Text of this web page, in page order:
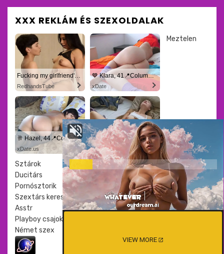
XXX REKLÁM ÉS SZEXOLDALAK
Fucking my girlfriend's hot mommy by mistake
RedhandsTube
💙 Klara, 41📍Columbus
xDate
🥂 Hazel, 44📍Columbus
xDate.us
💋 Phoebe, 44📍Columbus
us.hookup
Meztelen
Sztárok
Ducitárs
Pornósztorik
Szextárs kereső
Asstr
Playboy csajok
Német szex
VIEW MORE